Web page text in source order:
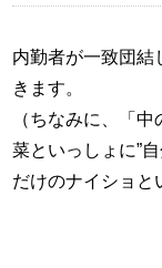
内勤者が一致団結
きます。
（ちなみに、「
菜といっしょに”
だけのナイショと